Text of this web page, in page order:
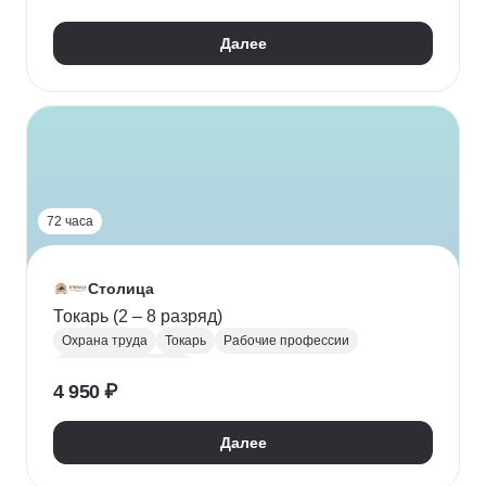
Защита в чрезвычайных ситуациях
Далее
72 часа
Столица
Токарь (2 – 8 разряд)
Охрана труда Токарь
Рабочие профессии
4 950 ₽
Далее